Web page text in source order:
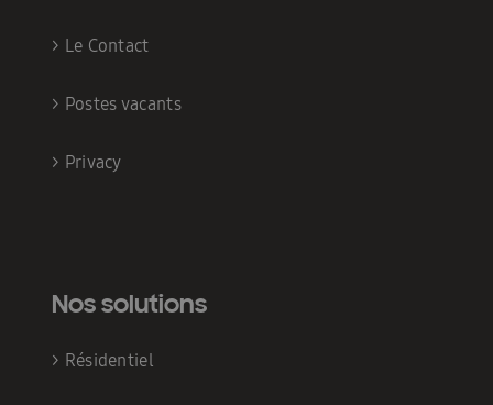
> Le Contact
> Postes vacants
> Privacy
Nos solutions
> Résidentiel